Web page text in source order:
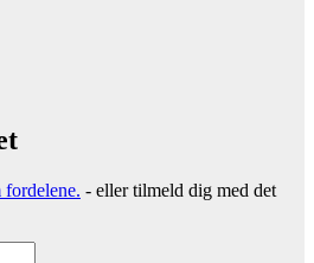
- eller tilmeld dig med det